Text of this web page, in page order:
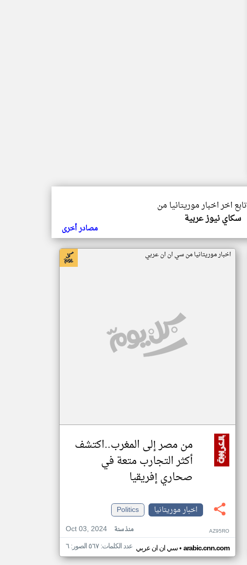
تابع اخر اخبار موريتانيا من
سكاي نيوز عربية
مصادر أخرى
اخبار موريتانيا من سي ان ان عربي
من مصر إلى المغرب..اكتشف
أكثر التجارب متعة في
صحاري إفريقيا
اخبار موريتانيا
Politics
Oct 03, 2024
منذ سنة AZ95RO
سي ان ان عربي• arabic.cnn.com عدد الكلمات: ٥٦٧ الصور: ٦